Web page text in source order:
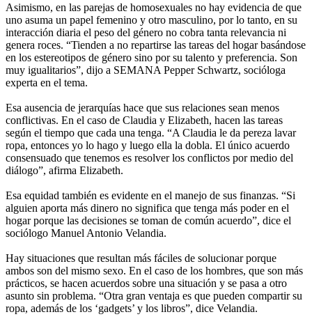
Asimismo, en las parejas de homosexuales no hay evidencia de que
uno asuma un papel femenino y otro masculino, por lo tanto, en su
interacción diaria el peso del género no cobra tanta relevancia ni
genera roces. “Tienden a no repartirse las tareas del hogar basándose
en los estereotipos de género sino por su talento y preferencia. Son
muy igualitarios”, dijo a SEMANA Pepper Schwartz, socióloga
experta en el tema.
Esa ausencia de jerarquías hace que sus relaciones sean menos
conflictivas. En el caso de Claudia y Elizabeth, hacen las tareas
según el tiempo que cada una tenga. “A Claudia le da pereza lavar
ropa, entonces yo lo hago y luego ella la dobla. El único acuerdo
consensuado que tenemos es resolver los conflictos por medio del
diálogo”, afirma Elizabeth.
Esa equidad también es evidente en el manejo de sus finanzas. “Si
alguien aporta más dinero no significa que tenga más poder en el
hogar porque las decisiones se toman de común acuerdo”, dice el
sociólogo Manuel Antonio Velandia.
Hay situaciones que resultan más fáciles de solucionar porque
ambos son del mismo sexo. En el caso de los hombres, que son más
prácticos, se hacen acuerdos sobre una situación y se pasa a otro
asunto sin problema. “Otra gran ventaja es que pueden compartir su
ropa, además de los ‘gadgets’ y los libros”, dice Velandia.